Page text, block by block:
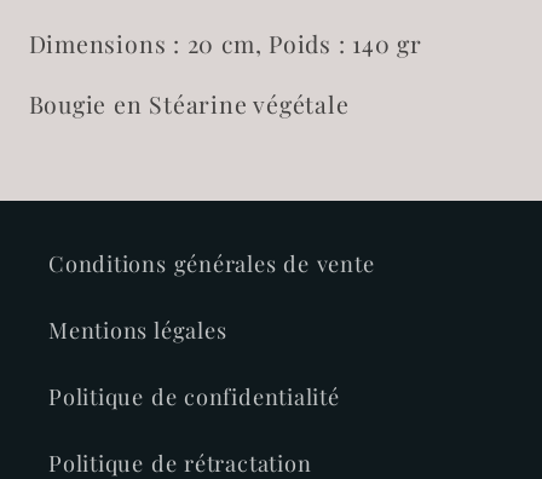
Dimensions : 20 cm, Poids : 140 gr
Bougie en Stéarine végétale
Conditions générales de vente
Mentions légales
Politique de confidentialité
Politique de rétractation